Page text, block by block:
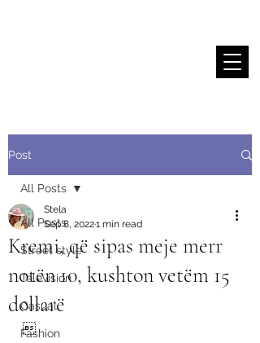
Post
All Posts
Street style
Television
Casual
Fashion
All Posts
Kremi, që sipas meje merr
notën 10, kushton vetëm 15
dollarë
Stela
Sep 8, 20221 min read
